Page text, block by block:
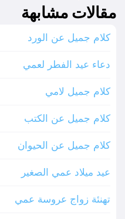
مقالات مشابهة
كلام جميل عن الورد
دعاء عيد الفطر لعمي
كلام جميل لامي
كلام جميل عن الكتب
كلام جميل عن الحيوان
عيد ميلاد عمي الصغير
تهنئة زواج عروسة عمي